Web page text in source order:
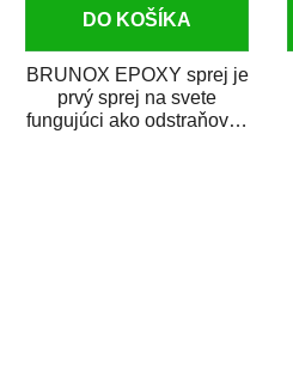
DO KOŠÍKA
BRUNOX EPOXY sprej je
prvý sprej na svete
fungujúci ako odstraňovač